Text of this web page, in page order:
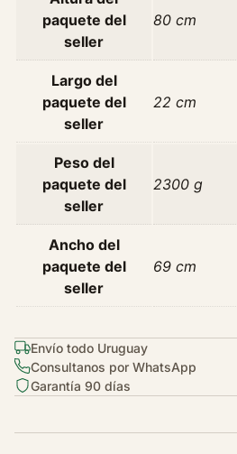
a
paquete del
seller
80 cm
Largo del
paquete del
seller
22 cm
Peso del
paquete del
seller
2300 g
Ancho del
paquete del
seller
69 cm
Envío todo Uruguay
Consultanos por WhatsApp
Garantía 90 días